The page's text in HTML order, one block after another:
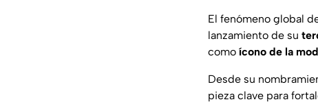
El fenómeno global
lanzamiento de su
como ícono de la
Desde su
pieza clave para